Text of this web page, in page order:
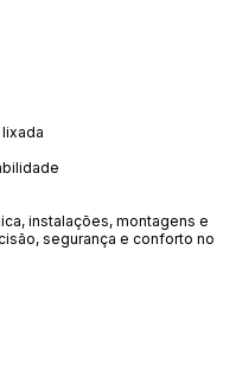
instalações, montagens e
segurança e conforto no